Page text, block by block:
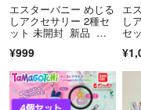
エスターバニー めじる
しアクセサリー 2種セ
ット 未開封 新品 ガ
ニー ブルーバニー
¥999
エ
し
セ